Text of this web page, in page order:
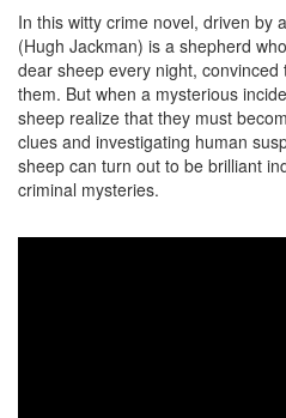
In this witty crime novel, driven by
(Hugh Jackman) is a shepherd
dear sheep every night,
them. But when a mysterious
sheep realize that they must
clues and investigating human
sheep can turn out to be brilliant
criminal mysteries.